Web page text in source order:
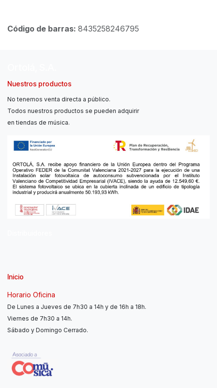
Código de barras: 8435258246795
Nuestros productos
No tenemos venta directa a público.
Todos nuestros productos se pueden adquirir
en tiendas de música.
Inicio
Horario Oficina
De Lunes a Jueves de 7h30 a 14h y de 16h a 18h.
Viernes de 7h30 a 14h.
Sábado y Domingo Cerrado.